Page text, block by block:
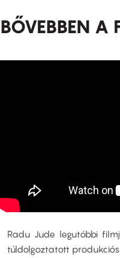
BŐVEBBEN A
Radu Jude legutóbbi
túldolgoztatott